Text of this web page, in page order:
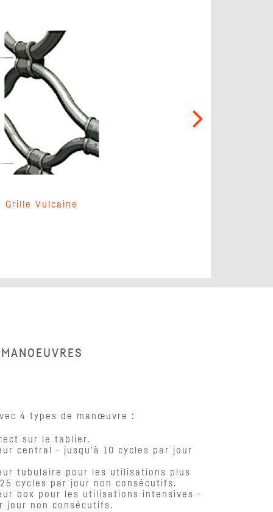
Grille Vulcaine
MANOEUVRES
4 types de manœuvre :
sur le tablier.
central - jusqu'à 10 cycles par jour
tubulaire pour les utilisations plus
cycles par jour non consécutifs.
box pour les utilisations intensives -
jour non consécutifs.